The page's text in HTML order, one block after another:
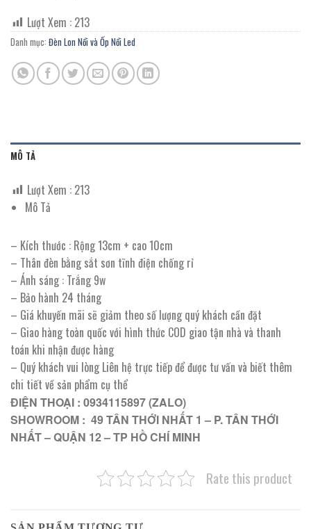
Lượt Xem : 213
Danh mục: Đèn Lon Nổi và Ốp Nổi Led
MÔ TẢ
Lượt Xem : 213
Mô Tả
– Kích thước : Rộng 13cm + cao 10cm
– Thân đèn bằng sắt sơn tĩnh điện chống rỉ
– Ánh sáng : Trắng 9w
– Bảo hành 24 tháng
– Giá khuyến mãi sẽ giảm theo số lượng quý khách cần đặt
– Giao hàng toàn quốc với hình thức COD giao tận nhà và thanh
toán khi nhận được hàng
– Quý khách vui lòng Liên hệ trực tiếp để được tư vấn và biết thêm
chi tiết về sản phẩm cụ thể
ĐIỆN THOẠI : 0934115897 (ZALO)
SHOWROOM : 49 TÂN THỚI NHẤT 1 – P. TÂN THỚI
NHẤT – QUẬN 12 – TP HỒ CHÍ MINH
Rate this product